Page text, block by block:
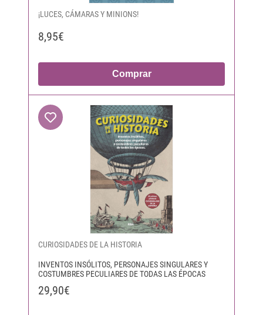
¡LUCES, CÁMARAS Y MINIONS!
8,95€
Comprar
CURIOSIDADES DE LA HISTORIA
INVENTOS INSÓLITOS, PERSONAJES SINGULARES Y
COSTUMBRES PECULIARES DE TODAS LAS ÉPOCAS
29,90€